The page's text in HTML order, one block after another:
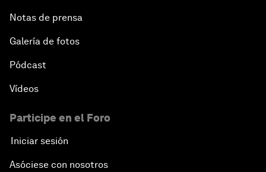
Notas de prensa
Galería de fotos
Pódcast
Vídeos
Participe en el Foro
Iniciar sesión
Asóciese con nosotros